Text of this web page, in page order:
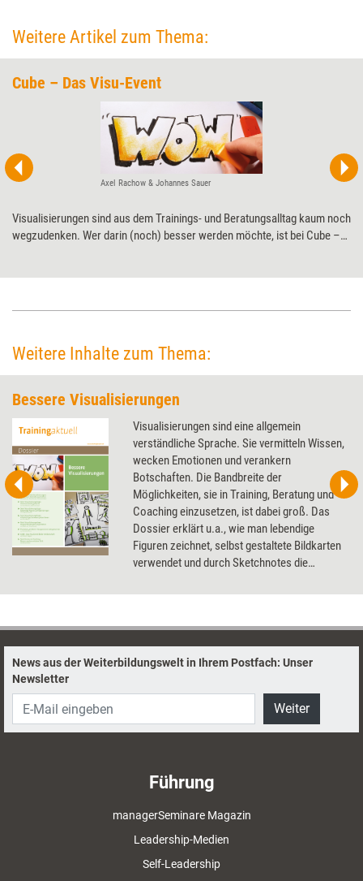
Weitere Artikel zum Thema:
Cube – Das Visu-Event
Axel Rachow & Johannes Sauer
Visualisierungen sind aus dem Trainings- und Beratungsalltag kaum noch
wegzudenken. Wer darin (noch) besser werden möchte, ist bei Cube –
Weitere Inhalte zum Thema:
Bessere Visualisierungen
Visualisierungen sind eine allgemein
verständliche Sprache. Sie vermitteln Wissen,
wecken Emotionen und verankern
Botschaften. Die Bandbreite der
Möglichkeiten, sie in Training, Beratung und
Coaching einzusetzen, ist dabei groß. Das
Dossier erklärt u.a., wie man lebendige
Figuren zeichnet, selbst gestaltete Bildkarten
verwendet und durch Sketchnotes die
News aus der Weiterbildungswelt in Ihrem Postfach: Unser
Newsletter
Weiter
Führung
managerSeminare Magazin
Leadership-Medien
Self-Leadership